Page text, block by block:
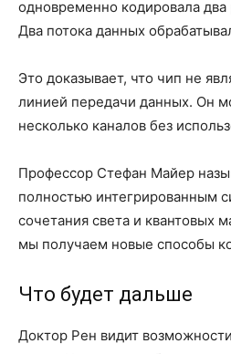
одновременно кодировала
Два потока данных
Это доказывает, что чип не
линией передачи данных. Он
несколько каналов без
Профессор Стефан Майер
полностью интегрированным
сочетания света и квантовых
мы получаем новые способы
Что будет дальше
Доктор Рен видит